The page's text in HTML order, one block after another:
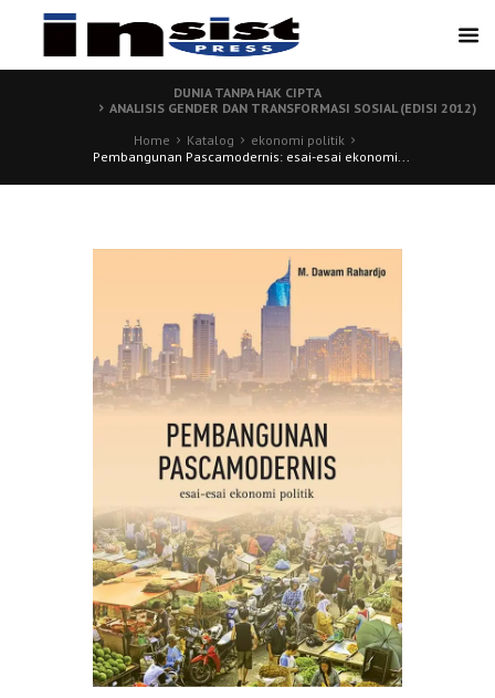
DUNIA TANPA HAK CIPTA
ANALISIS GENDER DAN TRANSFORMASI SOSIAL (EDISI 2012)
Home
Katalog
ekonomi politik
Pembangunan Pascamodernis: esai-esai ekonomi...